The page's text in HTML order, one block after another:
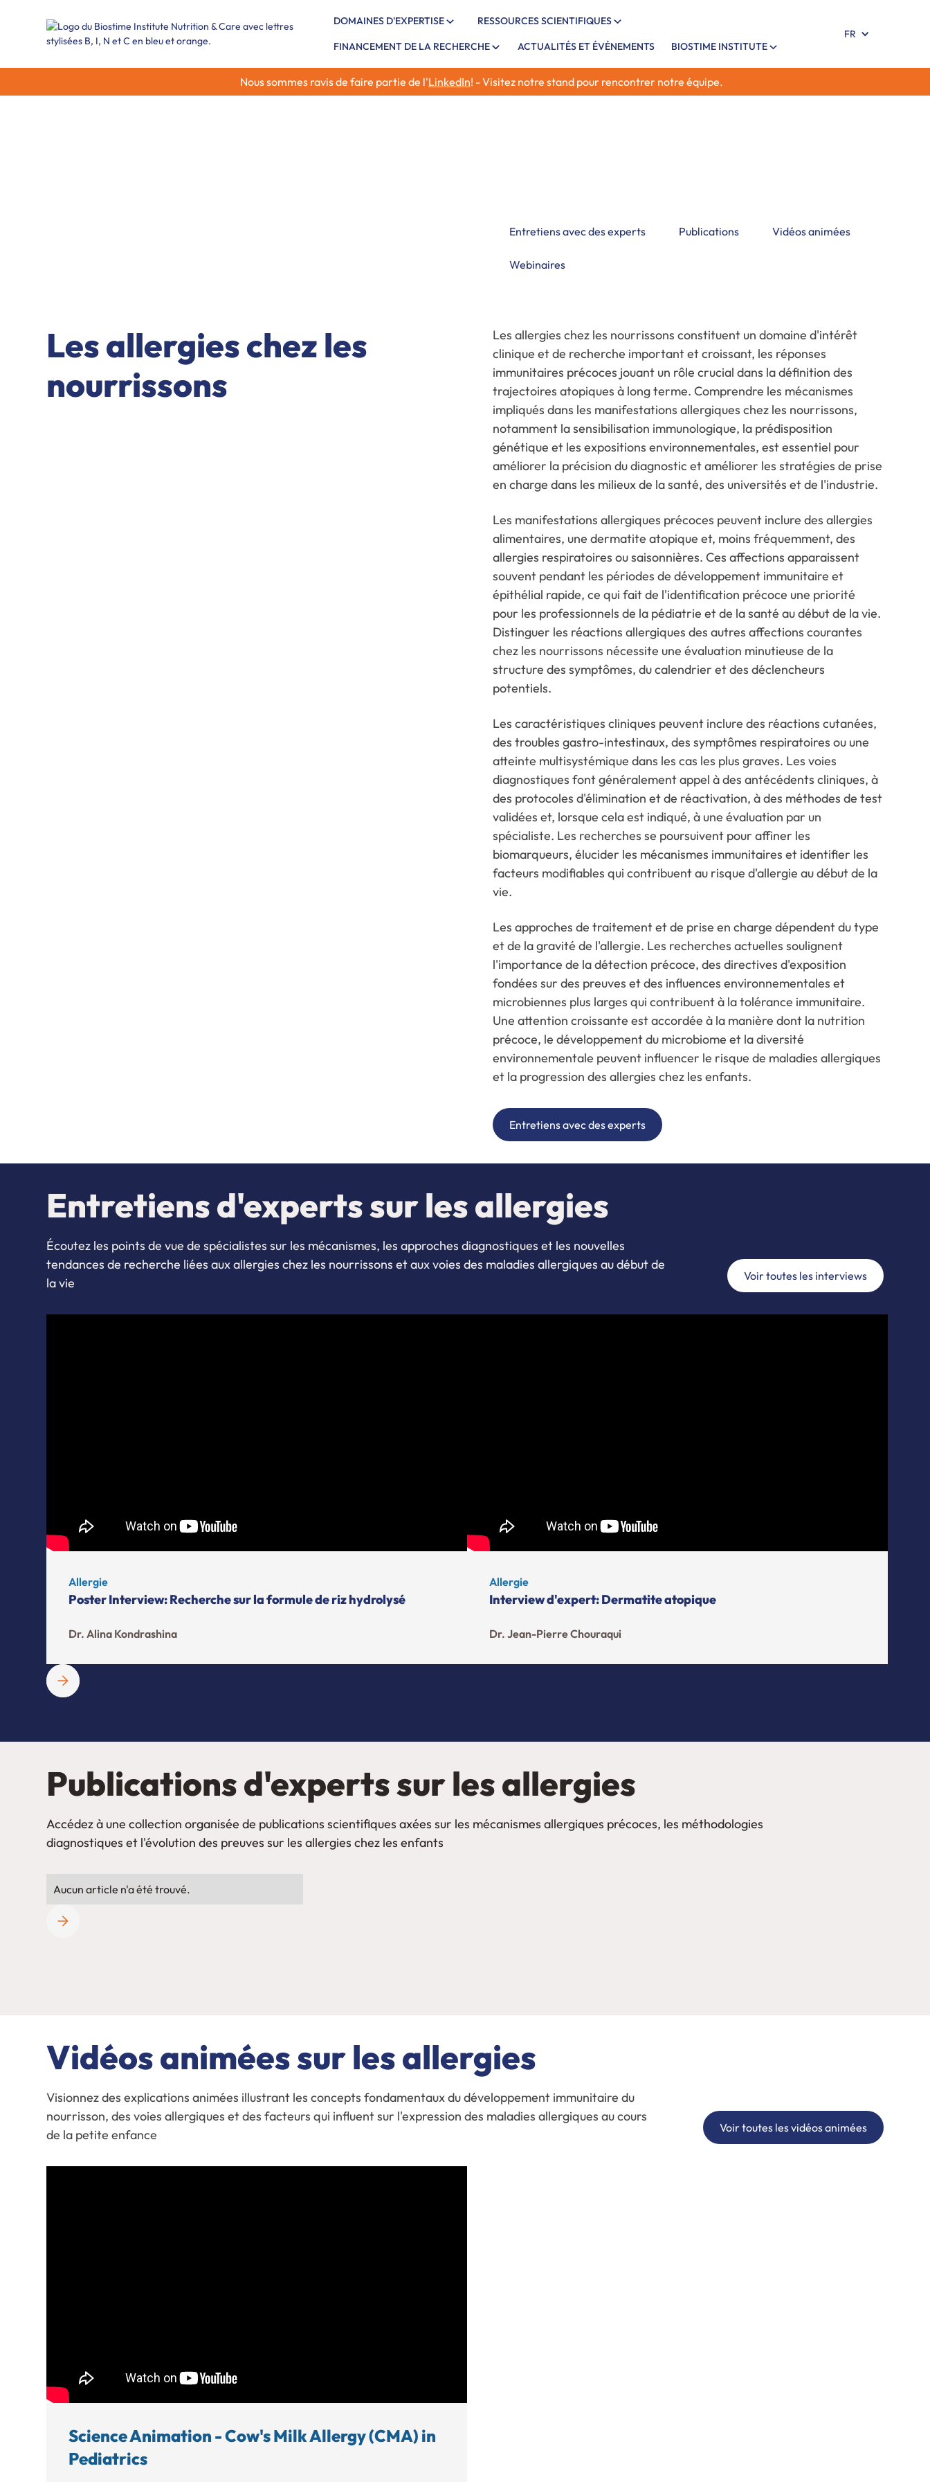
DOMAINES D'EXPERTISE RESSOURCES SCIENTIFIQUES
FINANCEMENT DE LA RECHERCHE ACTUALITÉS ET ÉVÉNEMENTS BIOSTIME INSTITUTE
FR
Nous sommes ravis de faire partie de l'LinkedIn! - Visitez notre stand pour rencontrer notre équipe.
Entretiens avec des experts Publications Vidéos animées
Webinaires
Les allergies chez les
nourrissons
Les allergies chez les nourrissons constituent un domaine d'intérêt
clinique et de recherche important et croissant, les réponses
immunitaires précoces jouant un rôle crucial dans la définition des
trajectoires atopiques à long terme. Comprendre les mécanismes
impliqués dans les manifestations allergiques chez les nourrissons,
notamment la sensibilisation immunologique, la prédisposition
génétique et les expositions environnementales, est essentiel pour
améliorer la précision du diagnostic et améliorer les stratégies de prise
en charge dans les milieux de la santé, des universités et de l'industrie.
Les manifestations allergiques précoces peuvent inclure des allergies
alimentaires, une dermatite atopique et, moins fréquemment, des
allergies respiratoires ou saisonnières. Ces affections apparaissent
souvent pendant les périodes de développement immunitaire et
épithélial rapide, ce qui fait de l'identification précoce une priorité
pour les professionnels de la pédiatrie et de la santé au début de la vie.
Distinguer les réactions allergiques des autres affections courantes
chez les nourrissons nécessite une évaluation minutieuse de la
structure des symptômes, du calendrier et des déclencheurs
potentiels.
Les caractéristiques cliniques peuvent inclure des réactions cutanées,
des troubles gastro-intestinaux, des symptômes respiratoires ou une
atteinte multisystémique dans les cas les plus graves. Les voies
diagnostiques font généralement appel à des antécédents cliniques, à
des protocoles d'élimination et de réactivation, à des méthodes de test
validées et, lorsque cela est indiqué, à une évaluation par un
spécialiste. Les recherches se poursuivent pour affiner les
biomarqueurs, élucider les mécanismes immunitaires et identifier les
facteurs modifiables qui contribuent au risque d'allergie au début de la
vie.
Les approches de traitement et de prise en charge dépendent du type
et de la gravité de l'allergie. Les recherches actuelles soulignent
l'importance de la détection précoce, des directives d'exposition
fondées sur des preuves et des influences environnementales et
microbiennes plus larges qui contribuent à la tolérance immunitaire.
Une attention croissante est accordée à la manière dont la nutrition
précoce, le développement du microbiome et la diversité
environnementale peuvent influencer le risque de maladies allergiques
et la progression des allergies chez les enfants.
Entretiens avec des experts
Entretiens d'experts sur les allergies
Écoutez les points de vue de spécialistes sur les mécanismes, les approches diagnostiques et les nouvelles
tendances de recherche liées aux allergies chez les nourrissons et aux voies des maladies allergiques au début de
la vie
Voir toutes les interviews
Allergie
Poster Interview: Recherche sur la formule de riz hydrolysé
Dr. Alina Kondrashina
Allergie
Interview d'expert: Dermatite atopique
Dr. Jean-Pierre Chouraqui
Publications d'experts sur les allergies
Accédez à une collection organisée de publications scientifiques axées sur les mécanismes allergiques précoces, les méthodologies
diagnostiques et l'évolution des preuves sur les allergies chez les enfants
Aucun article n'a été trouvé.
Vidéos animées sur les allergies
Visionnez des explications animées illustrant les concepts fondamentaux du développement immunitaire du
nourrisson, des voies allergiques et des facteurs qui influent sur l'expression des maladies allergiques au cours
de la petite enfance
Voir toutes les vidéos animées
Science Animation - Cow's Milk Allergy (CMA) in
Pediatrics